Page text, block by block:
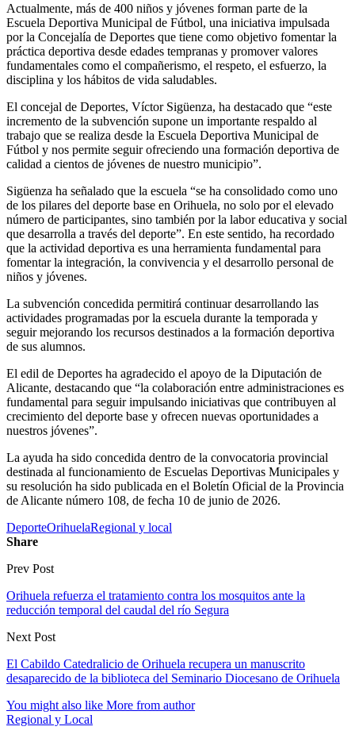
Actualmente, más de 400 niños y jóvenes forman parte de la
Escuela Deportiva Municipal de Fútbol, una iniciativa impulsada
por la Concejalía de Deportes que tiene como objetivo fomentar la
práctica deportiva desde edades tempranas y promover valores
fundamentales como el compañerismo, el respeto, el esfuerzo, la
disciplina y los hábitos de vida saludables.
El concejal de Deportes, Víctor Sigüenza, ha destacado que “este
incremento de la subvención supone un importante respaldo al
trabajo que se realiza desde la Escuela Deportiva Municipal de
Fútbol y nos permite seguir ofreciendo una formación deportiva de
calidad a cientos de jóvenes de nuestro municipio”.
Sigüenza ha señalado que la escuela “se ha consolidado como uno
de los pilares del deporte base en Orihuela, no solo por el elevado
número de participantes, sino también por la labor educativa y social
que desarrolla a través del deporte”. En este sentido, ha recordado
que la actividad deportiva es una herramienta fundamental para
fomentar la integración, la convivencia y el desarrollo personal de
niños y jóvenes.
La subvención concedida permitirá continuar desarrollando las
actividades programadas por la escuela durante la temporada y
seguir mejorando los recursos destinados a la formación deportiva
de sus alumnos.
El edil de Deportes ha agradecido el apoyo de la Diputación de
Alicante, destacando que “la colaboración entre administraciones es
fundamental para seguir impulsando iniciativas que contribuyen al
crecimiento del deporte base y ofrecen nuevas oportunidades a
nuestros jóvenes”.
La ayuda ha sido concedida dentro de la convocatoria provincial
destinada al funcionamiento de Escuelas Deportivas Municipales y
su resolución ha sido publicada en el Boletín Oficial de la Provincia
de Alicante número 108, de fecha 10 de junio de 2026.
DeporteOrihuelaRegional y local
Share
Prev Post
Orihuela refuerza el tratamiento contra los mosquitos ante la
reducción temporal del caudal del río Segura
Next Post
El Cabildo Catedralicio de Orihuela recupera un manuscrito
desaparecido de la biblioteca del Seminario Diocesano de Orihuela
You might also like More from author
Regional y Local